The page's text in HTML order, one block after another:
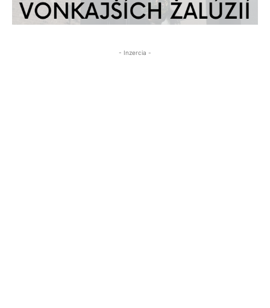
- Inzercia -